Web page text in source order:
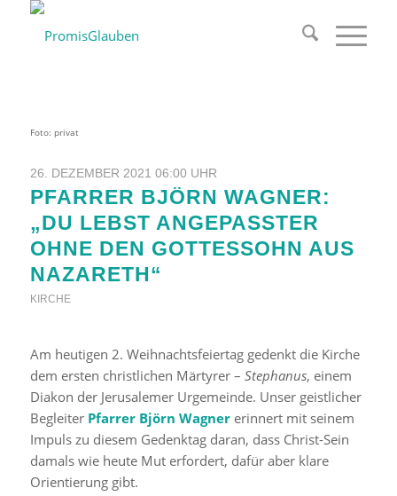
Foto: privat
26. DEZEMBER 2021 06:00 UHR
PFARRER BJÖRN WAGNER:
„DU LEBST ANGEPASSTER
OHNE DEN GOTTESSOHN AUS
NAZARETH“
KIRCHE
Am heutigen 2. Weihnachtsfeiertag gedenkt die Kirche
dem ersten christlichen Märtyrer – Stephanus, einem
Diakon der Jerusalemer Urgemeinde. Unser geistlicher
Begleiter Pfarrer Björn Wagner erinnert mit seinem
Impuls zu diesem Gedenktag daran, dass Christ-Sein
damals wie heute Mut erfordert, dafür aber klare
Orientierung gibt.